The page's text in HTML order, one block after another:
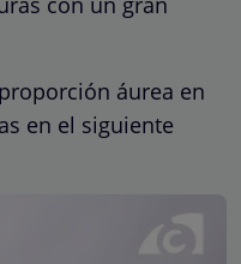
áurea en
en el siguiente